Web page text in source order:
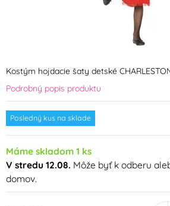
Kostým hojdacie šaty detské
Podrobný popis produktu
Posledný kus na sklade
Máme skladom 1 ks
V stredu 12.08. Môže byť k odberu
domov.